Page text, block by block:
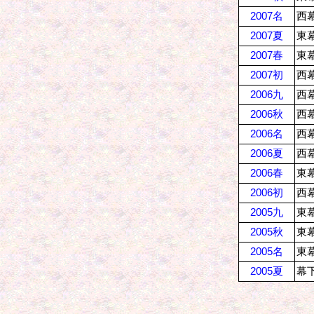
2007名
西
2007夏
東
2007春
東
2007初
西
2006九
西
2006秋
西
2006名
西
2006夏
西
2006春
東
2006初
西
2005九
東
2005秋
東
2005名
東
2005夏
幕